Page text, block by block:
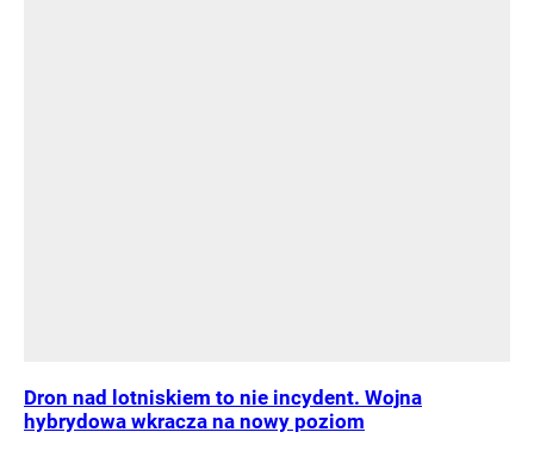
Dron nad lotniskiem to nie incydent. Wojna
hybrydowa wkracza na nowy poziom